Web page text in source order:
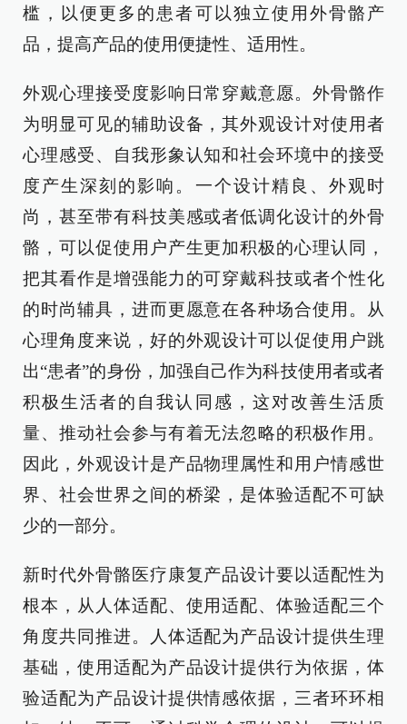
槛，以便更多的患者可以独立使用外骨骼产
品，提高产品的使用便捷性、适用性。
外观心理接受度影响日常穿戴意愿。外骨骼作
为明显可见的辅助设备，其外观设计对使用者
心理感受、自我形象认知和社会环境中的接受
度产生深刻的影响。一个设计精良、外观时
尚，甚至带有科技美感或者低调化设计的外骨
骼，可以促使用户产生更加积极的心理认同，
把其看作是增强能力的可穿戴科技或者个性化
的时尚辅具，进而更愿意在各种场合使用。从
心理角度来说，好的外观设计可以促使用户跳
出“患者”的身份，加强自己作为科技使用者或者
积极生活者的自我认同感，这对改善生活质
量、推动社会参与有着无法忽略的积极作用。
因此，外观设计是产品物理属性和用户情感世
界、社会世界之间的桥梁，是体验适配不可缺
少的一部分。
新时代外骨骼医疗康复产品设计要以适配性为
根本，从人体适配、使用适配、体验适配三个
角度共同推进。人体适配为产品设计提供生理
基础，使用适配为产品设计提供行为依据，体
验适配为产品设计提供情感依据，三者环环相